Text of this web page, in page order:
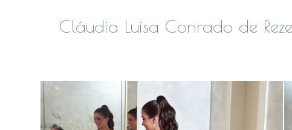
Cláudia Luisa Conrado de
Guardar